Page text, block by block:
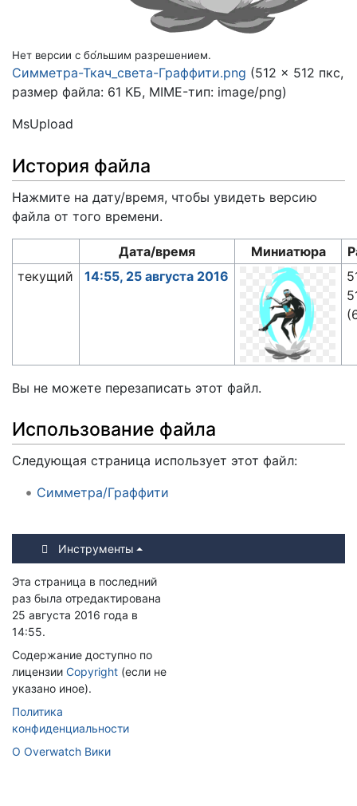
Нет версии с бо́льшим разрешением.
Симметра-Ткач_света-Граффити.png (512 × 512 пкс,
размер файла: 61 КБ, MIME-тип: image/png)
MsUpload
История файла
Нажмите на дату/время, чтобы увидеть версию
файла от того времени.
Дата/время Миниатюра
текущий
14:55, 25 августа 2016
Вы не можете перезаписать этот файл.
Использование файла
Следующая страница использует этот файл:
Симметра/Граффити
Инструменты
Эта страница в последний
раз была отредактирована
25 августа 2016 года в
14:55.
Содержание доступно по
лицензии Copyright (если не
указано иное).
Политика
конфиденциальности
О Overwatch Вики